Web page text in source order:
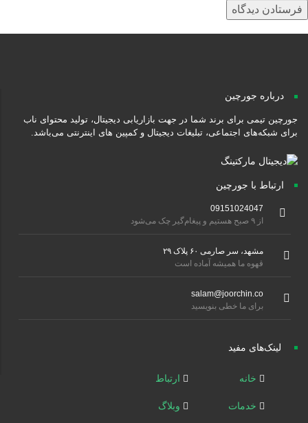
درباره جورچین
جورچین تیمی برای برند شما در جهت بازاریابی دیجیتال، تولید محتوای ناب
برای شبکه‌های اجتماعی، تبلیغات دیجیتال و کمپین های اینترنتی می‌باشد.
ارتباط با جورچین
09151024047
مشهد، سر صارمی ۶۰ پلاک ۲۹
قهوه ما همیشه آماده است
salam@joorchin.co
برای ما خطی بنویسید
لینک‌های مفید
خانه
خدمات
ارتباط
وبلاگ